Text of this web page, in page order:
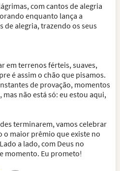
com cantos de alegria
enquanto lança a
de alegria, trazendo os seus
em terrenos férteis, suaves,
é assim o chão que pisamos.
de provação, momentos
não está só: eu estou aqui,
terminarem, vamos celebrar
o maior prêmio que existe no
a lado, com Deus no
momento. Eu prometo!